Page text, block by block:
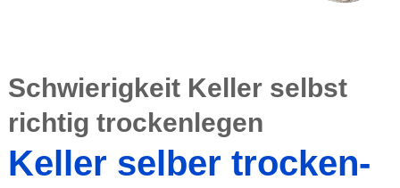
Schwierig­keit Keller selbst
richtig trocken­legen
Keller selber trocken­